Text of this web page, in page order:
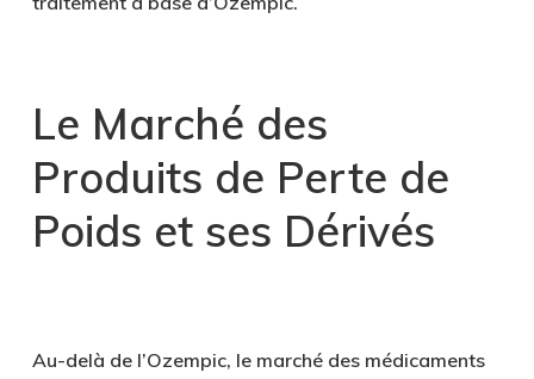
Le Marché des
Produits de Perte de
Poids et ses Dérivés
Au-delà de l’Ozempic, le marché des médicaments